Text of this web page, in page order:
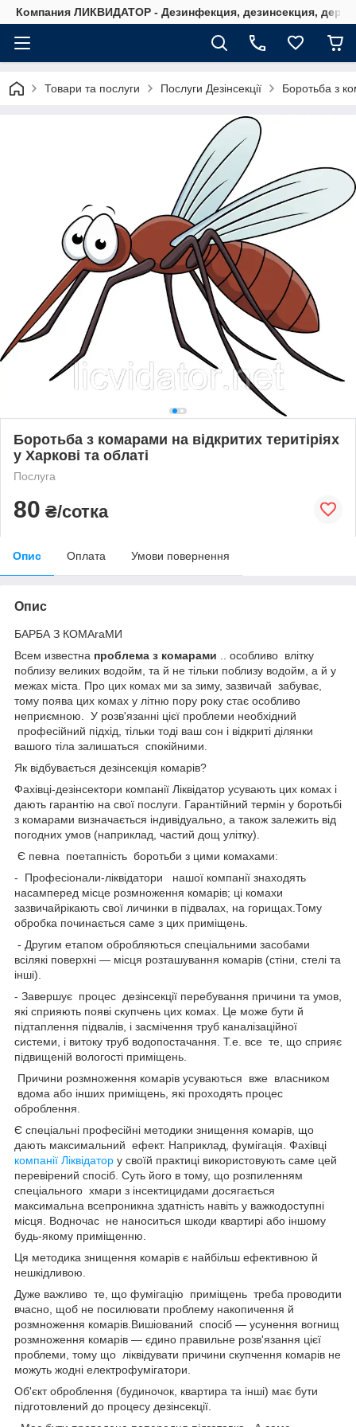
Компания ЛИКВИДАТОР - Дезинфекция, дезинсекция,
Товари та послуги Послуги Дезінсекції Боротьба з
Боротьба з комарами на відкритих теритіріях
у Харкові та облаті
Послуга
80 ₴/сотка
Опис Оплата Умови повернення
Опис
БАРБА З КОМАraМИ
Всем известна проблема з комарами .. особливо влітку
поблизу великих водойм, та й не тільки поблизу водойм, а й у
межах міста. Про цих комах ми за зиму, зазвичай забуває,
тому поява цих комах у літню пору року стає особливо
неприємною. У розв'язанні цієї проблеми необхідний
професійний підхід, тільки тоді ваш сон і відкриті ділянки
вашого тіла залишаться спокійними.
Як відбувається дезінсекція комарів?
Фахівці-дезінсектори компанії Ліквідатор усувають цих комах і
дають гарантію на свої послуги. Гарантійний термін у боротьбі
з комарами визначається індивідуально, а також залежить від
погодних умов (наприклад, частий дощ улітку).
Є певна поетапність боротьби з цими комахами:
- Професіонали-ліквідатори нашої компанії знаходять
насамперед місце розмноження комарів; ці комахи
зазвичайрікають свої личинки в підвалах, на горищах.Тому
обробка починається саме з цих приміщень.
- Другим етапом обробляються спеціальними засобами
всілякі поверхні — місця розташування комарів (стіни, стелі та
інші).
- Завершує процес дезінсекції перебування причини та умов,
які сприяють появі скупчень цих комах. Це може бути й
підтаплення підвалів, і засмічення труб каналізаційної
системи, і витоку труб водопостачання. Т.е. все те, що сприяє
підвищеній вологості приміщень.
Причини розмноження комарів усуваються вже власником
вдома або інших приміщень, які проходять процес
оброблення.
Є спеціальні професійні методики знищення комарів, що
дають максимальний ефект. Наприклад, фумігація. Фахівці
компанії Ліквідатор у своїй практиці використовують саме цей
перевірений спосіб. Суть його в тому, що розпиленням
спеціального хмари з інсектицидами досягається
максимальна всепроникна здатність навіть у важкодоступні
місця. Водночас не наноситься шкоди квартирі або іншому
будь-якому приміщенню.
Ця методика знищення комарів є найбільш ефективною й
нешкідливою.
Дуже важливо те, що фумігацію приміщень треба проводити
вчасно, щоб не посилювати проблему накопичення й
розмноження комарів.Вишіований спосіб — усунення вогнищ
розмноження комарів — єдино правильне розв'язання цієї
проблеми, тому що ліквідувати причини скупчення комарів не
можуть жодні електрофумігатори.
Об'єкт оброблення (будиночок, квартира та інші) має бути
підготовлений до процесу дезінсекції.